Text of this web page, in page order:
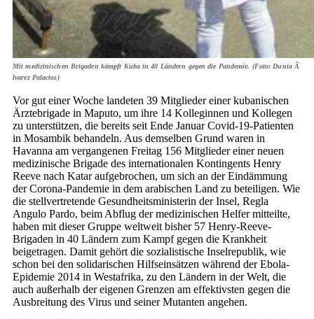
Mit medizinischen Brigaden kämpft Kuba in 40 Ländern gegen die Pandemie. (Foto: Dunia Ã
lvarez Palacios)
Vor gut einer Woche landeten 39 Mitglieder einer kubanischen
Ärztebrigade in Maputo, um ihre 14 Kolleginnen und Kollegen
zu unterstützen, die bereits seit Ende Januar Covid-19-Patienten
in Mosambik behandeln. Aus demselben Grund waren in
Havanna am vergangenen Freitag 156 Mitglieder einer neuen
medizinische Brigade des internationalen Kontingents Henry
Reeve nach Katar aufgebrochen, um sich an der Eindämmung
der Corona-Pandemie in dem arabischen Land zu beteiligen. Wie
die stellvertretende Gesundheitsministerin der Insel, Regla
Angulo Pardo, beim Abflug der medizinischen Helfer mitteilte,
haben mit dieser Gruppe weltweit bisher 57 Henry-Reeve-
Brigaden in 40 Ländern zum Kampf gegen die Krankheit
beigetragen. Damit gehört die sozialistische Inselrepublik, wie
schon bei den solidarischen Hilfseinsätzen während der Ebola-
Epidemie 2014 in Westafrika, zu den Ländern in der Welt, die
auch außerhalb der eigenen Grenzen am effektivsten gegen die
Ausbreitung des Virus und seiner Mutanten angehen.